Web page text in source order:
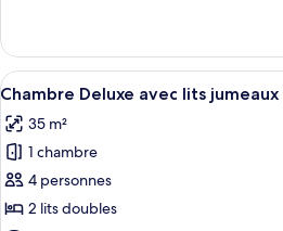
(Signature
Premium)
le
type
de
Chambre
Familiale
Premium)
Afficher
toutes
les
photos
pour
ce
Une
5
Chambre Deluxe avec lits
35 m²
1 chambre
4 personnes
2 lits doubles